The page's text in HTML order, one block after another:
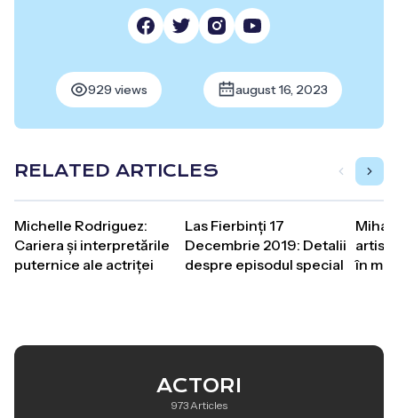
929 views august 16, 2023
RELATED ARTICLES
Michelle Rodriguez:
Cariera și interpretările
puternice ale actriței
Las Fierbinți 17
Decembrie 2019: Detalii
despre episodul special
Mihai
în
ACTORI
973 Articles